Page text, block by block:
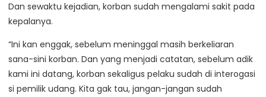
Dan sewaktu kejadian, korban sudah mengalami sakit pada
kepalanya.
“Ini kan enggak, sebelum meninggal masih berkeliaran
sana-sini korban. Dan yang menjadi catatan, sebelum adik
kami ini datang, korban sekaligus pelaku sudah di interogasi
si pemilik udang. Kita gak tau, jangan-jangan sudah